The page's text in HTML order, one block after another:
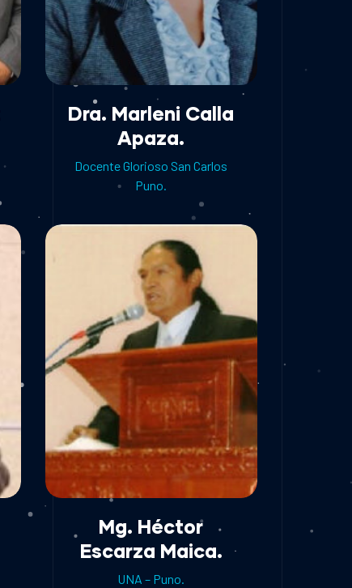
Dra. Marleni Calla
Apaza.
Docente Glorioso San Carlos
Puno.
Mg. Héctor
Escarza Maica.
UNA – Puno.